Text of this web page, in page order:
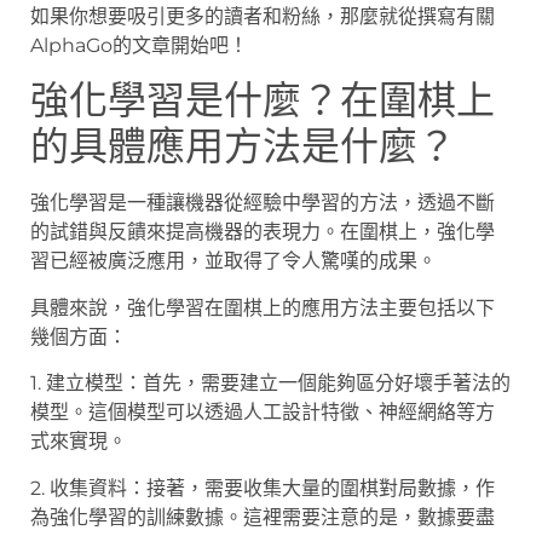
如果你想要吸引更多的讀者和粉絲，那麼就從撰寫有關
AlphaGo的文章開始吧！
強化學習是什麼？在圍棋上
的具體應用方法是什麼？
強化學習是一種讓機器從經驗中學習的方法，透過不斷
的試錯與反饋來提高機器的表現力。在圍棋上，強化學
習已經被廣泛應用，並取得了令人驚嘆的成果。
具體來說，強化學習在圍棋上的應用方法主要包括以下
幾個方面：
1. 建立模型：首先，需要建立一個能夠區分好壞手著法的
模型。這個模型可以透過人工設計特徵、神經網絡等方
式來實現。
2. 收集資料：接著，需要收集大量的圍棋對局數據，作
為強化學習的訓練數據。這裡需要注意的是，數據要盡